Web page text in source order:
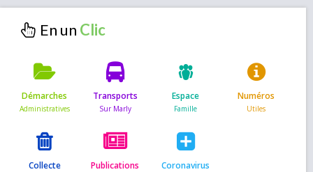
En un
Démarches Transports Espace Numéros
Collecte Publications
Coronavirus